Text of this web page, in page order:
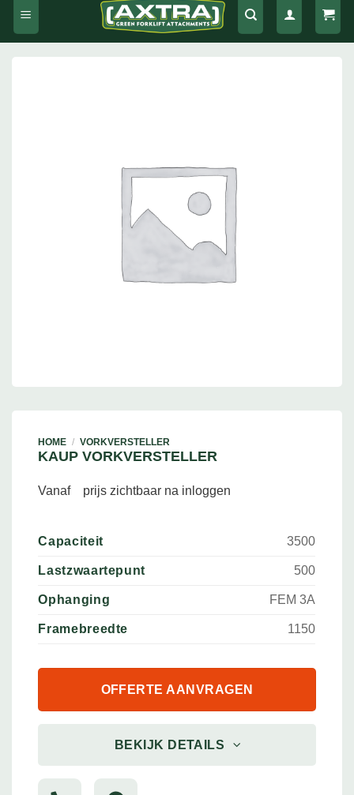
HOME / VORKVERSTELLER
KAUP VORKVERSTELLER
Vanaf prijs zichtbaar na inloggen
Capaciteit 3500
Lastzwaartepunt 500
Ophanging FEM 3A
Framebreedte 1150
OFFERTE AANVRAGEN
BEKIJK DETAILS